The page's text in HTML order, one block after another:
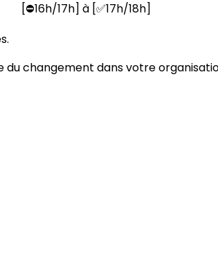
[⛔16h/17h] à [✅17h/18h]
du changement dans votre